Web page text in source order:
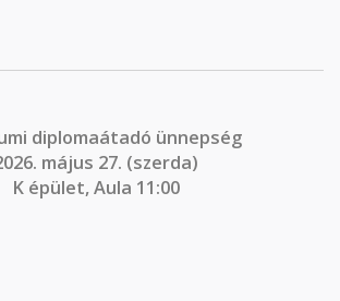
diplomaátadó ünnepség
május 27. (szerda)
K épület, Aula 11:00